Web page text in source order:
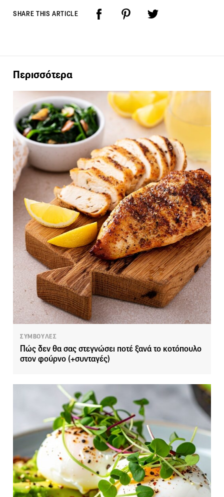
SHARE THIS ARTICLE
Περισσότερα
ΣΥΜΒΟΥΛΕΣ
Πώς δεν θα σας στεγνώσει ποτέ ξανά το κοτόπουλο
στον φούρνο (+συνταγές)